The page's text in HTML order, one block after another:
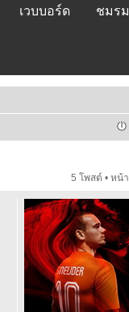
เวบบอร์ด ชมรม
5 โพสต์ • หน้า